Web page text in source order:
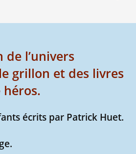
l’univers
grillon et des livres
écrits par Patrick Huet.